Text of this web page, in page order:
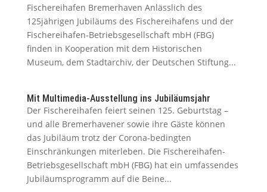
Fischereihafen Bremerhaven Anlässlich des
125jährigen Jubiläums des Fischereihafens und der
Fischereihafen-Betriebsgesellschaft mbH (FBG)
finden in Kooperation mit dem Historischen
Museum, dem Stadtarchiv, der Deutschen Stiftung...
Mit Multimedia-Ausstellung ins Jubiläumsjahr
Der Fischereihafen feiert seinen 125. Geburtstag –
und alle Bremerhavener sowie ihre Gäste können
das Jubiläum trotz der Corona-bedingten
Einschränkungen miterleben. Die Fischereihafen-
Betriebsgesellschaft mbH (FBG) hat ein umfassendes
Jubiläumsprogramm auf die Beine...